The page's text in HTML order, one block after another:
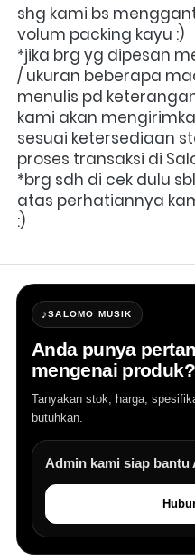
shg kami bs
volum packing kayu :)
*jika brg yg dipesan
/ ukuran beberapa
menulis pd
kami akan
sesuai ketersediaan
proses transaksi di
*brg sdh di cek dulu
atas perhatiannya
:)
♪SALOMO MUSIK
Anda punya
mengenai produk?
Tanyakan stok, harga,
butuhkan.
Admin kami siap bantu